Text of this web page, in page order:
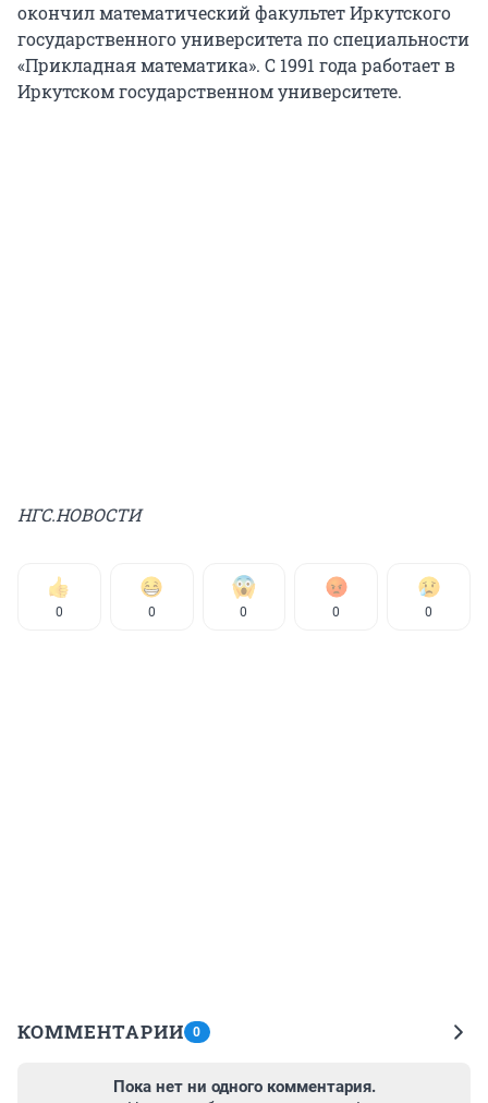
окончил математический факультет Иркутского
государственного университета по специальности
«Прикладная математика». С 1991 года работает в
Иркутском государственном университете.
НГС.НОВОСТИ
0 0 0 0 0
КОММЕНТАРИИ 0
Пока нет ни одного комментария.